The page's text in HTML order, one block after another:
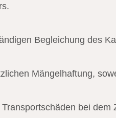
Begleichung des
Mängelhaftung,
bei